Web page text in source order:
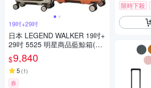
19吋+29吋
日本 LEGEND WALKER 19吋+
29吋 5525 明星商品藍鯨箱(二
代)
$9,840
5 (1)
券
限時下殺